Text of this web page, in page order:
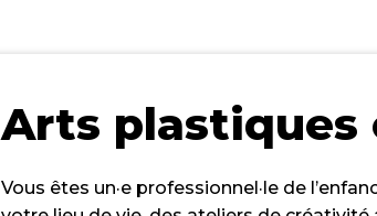
Arts plastiques
Vous êtes un·e professionnel·le de